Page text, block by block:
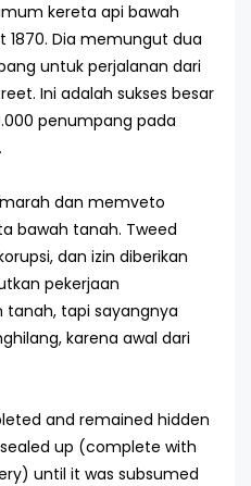
kereta api bawah
1870. Dia memungut dua
untuk perjalanan dari
Ini adalah sukses besar
penumpang pada
dan memveto
bawah tanah. Tweed
dan izin diberikan
pekerjaan
tapi sayangnya
karena awal dari
and remained hidden
up (complete with
until it was subsumed